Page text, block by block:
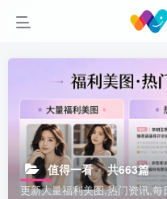
值得一看 共663篇
更新大量福利美图,热门资讯,每